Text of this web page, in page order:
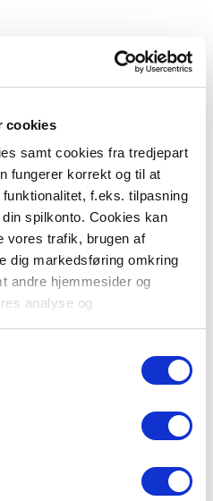
cookies
samt cookies fra tredjepart
fungerer korrekt og til at
f.eks. tilpasning
spilkonto. Cookies kan
vores trafik, brugen af
dig markedsføring omkring
andre hjemmesider og
analyse og
brug af cookies under
videre til vores Cookiepolitik,